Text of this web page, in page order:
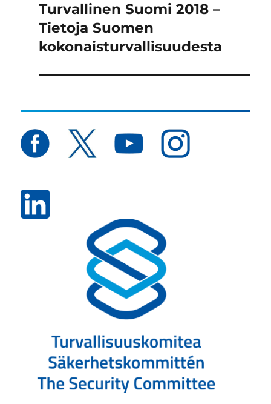
Seuraava
artikkeli:
Turvallinen Suomi 2018 –
Tietoja Suomen
kokonaisturvallisuudesta